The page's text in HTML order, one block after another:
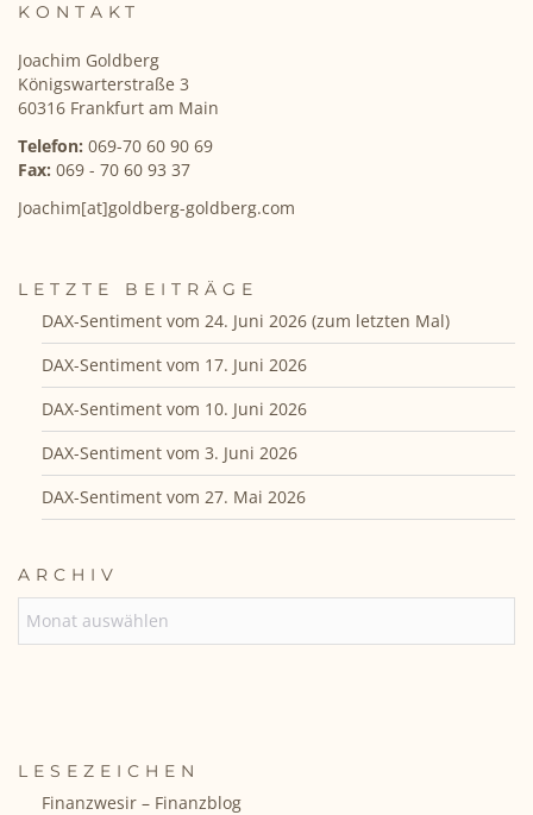
KONTAKT
Joachim Goldberg
Königswarterstraße 3
60316 Frankfurt am Main
Telefon: 069-70 60 90 69
Fax: 069 - 70 60 93 37
Joachim[at]goldberg-goldberg.com
LETZTE BEITRÄGE
DAX-Sentiment vom 24. Juni 2026 (zum letzten Mal)
DAX-Sentiment vom 17. Juni 2026
DAX-Sentiment vom 10. Juni 2026
DAX-Sentiment vom 3. Juni 2026
DAX-Sentiment vom 27. Mai 2026
ARCHIV
LESEZEICHEN
Finanzwesir – Finanzblog